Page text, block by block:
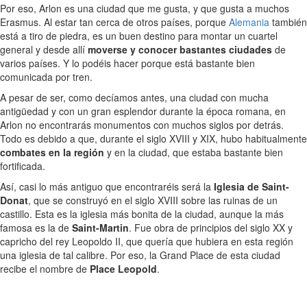
Por eso, Arlon es una ciudad que me gusta, y que gusta a muchos
Erasmus. Al estar tan cerca de otros países, porque Alemania también
está a tiro de piedra, es un buen destino para montar un cuartel
general y desde allí moverse y conocer bastantes ciudades de
varios países. Y lo podéis hacer porque está bastante bien
comunicada por tren.
A pesar de ser, como decíamos antes, una ciudad con mucha
antigüedad y con un gran esplendor durante la época romana, en
Arlon no encontrarás monumentos con muchos siglos por detrás.
Todo es debido a que, durante el siglo XVIII y XIX, hubo habitualmente
combates en la región y en la ciudad, que estaba bastante bien
fortificada.
Así, casi lo más antiguo que encontraréis será la Iglesia de Saint-
Donat, que se construyó en el siglo XVIII sobre las ruinas de un
castillo. Esta es la iglesia más bonita de la ciudad, aunque la más
famosa es la de Saint-Martin. Fue obra de principios del siglo XX y
capricho del rey Leopoldo II, que quería que hubiera en esta región
una iglesia de tal calibre. Por eso, la Grand Place de esta ciudad
recibe el nombre de Place Leopold.